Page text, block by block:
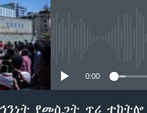
0:00
የመስጋት ጥሪ